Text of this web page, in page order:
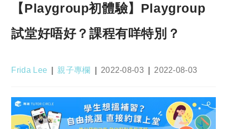
【Playgroup初體驗】Playgroup
試堂好唔好？課程有咩特別？
Post
Frida Lee
Post
親子專欄
Post
2022-08-03
Post
2022-08-03